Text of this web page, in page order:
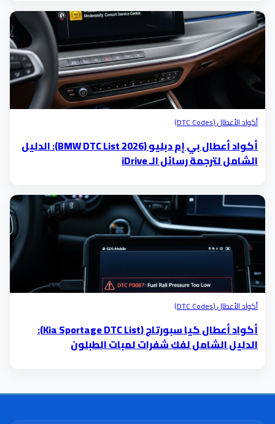
أكواد الأعطال (DTC Codes)
أكواد أعطال بي إم دبليو (BMW DTC List 2026): الدليل
الشامل لترجمة رسائل الـ iDrive
أكواد الأعطال (DTC Codes)
أكواد أعطال كيا سبورتاج (Kia Sportage DTC List):
الدليل الشامل لفك شفرات لمبات الطبلون